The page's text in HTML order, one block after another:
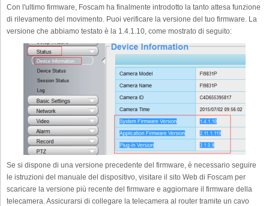
Con l'ultimo firmware, Foscam ha finalmente introdotto la tanto attesa funzione
di rilevamento del movimento. Puoi verificare la versione del tuo firmware. La
versione che abbiamo testato è la 1.4.1.10, come mostrato di seguito:
Se si dispone di una versione precedente del firmware, è necessario seguire
le istruzioni del manuale del dispositivo, visitare il sito Web di Foscam per
scaricare la versione più recente del firmware e aggiornare il firmware della
telecamera. Assicurarsi di collegare la telecamera al router tramite un cavo